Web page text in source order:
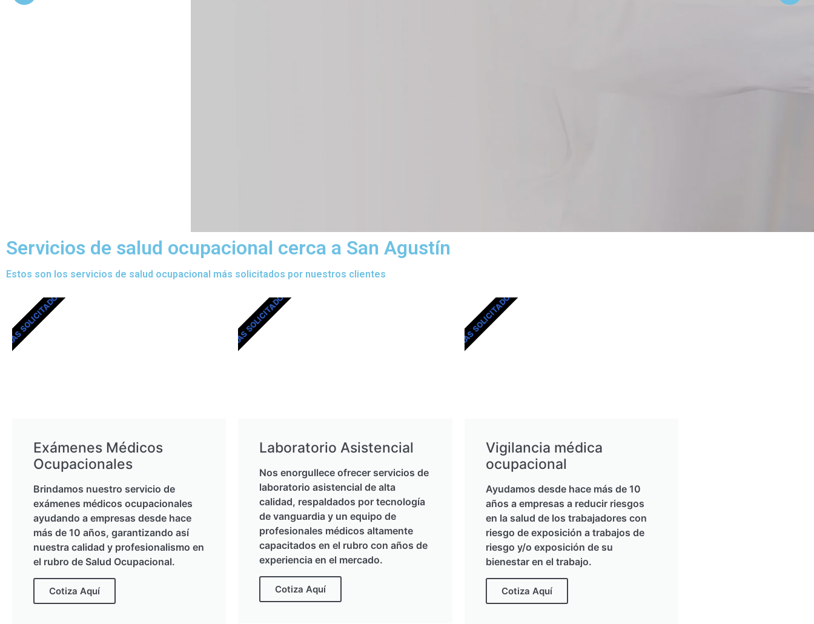
Servicios de salud ocupacional cerca a San Agustín
Estos son los servicios de salud ocupacional más solicitados por nuestros clientes
Exámenes Médicos
Ocupacionales
Brindamos nuestro servicio de
exámenes médicos ocupacionales
ayudando a empresas desde hace
más de 10 años, garantizando así
nuestra calidad y profesionalismo en
el rubro de Salud Ocupacional.
Cotiza Aquí
MÁS SOLICITADOS
Laboratorio Asistencial
Nos enorgullece ofrecer servicios de
laboratorio asistencial de alta
calidad, respaldados por tecnología
de vanguardia y un equipo de
profesionales médicos altamente
capacitados en el rubro con años de
experiencia en el mercado.
Cotiza Aquí
MÁS SOLICITADOS
Vigilancia médica
ocupacional
Ayudamos desde hace más de 10
años a empresas a reducir riesgos
en la salud de los trabajadores con
riesgo de exposición a trabajos de
riesgo y/o exposición de su
bienestar en el trabajo.
Cotiza Aquí
MÁS SOLICITADOS